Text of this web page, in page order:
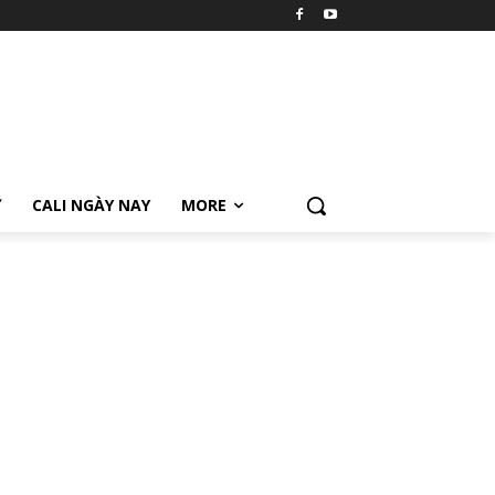
CALI NGÀY NAY MORE